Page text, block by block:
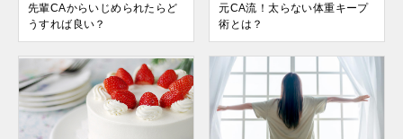
先輩CAからいじめられたらど
うすれば良い？
元CA流！太らない体重キープ
術とは？